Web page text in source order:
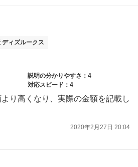
ィズルークス
説明の分かりやすさ：4
対応スピード：4
り高くなり、実際の金額を記載し
2020年2月27日 20:04